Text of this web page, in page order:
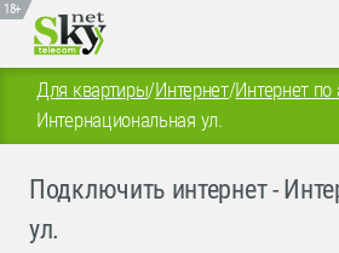
18+
Для квартиры/Интернет/Интернет по
Интернациональная ул.
Подключить интернет -
ул.